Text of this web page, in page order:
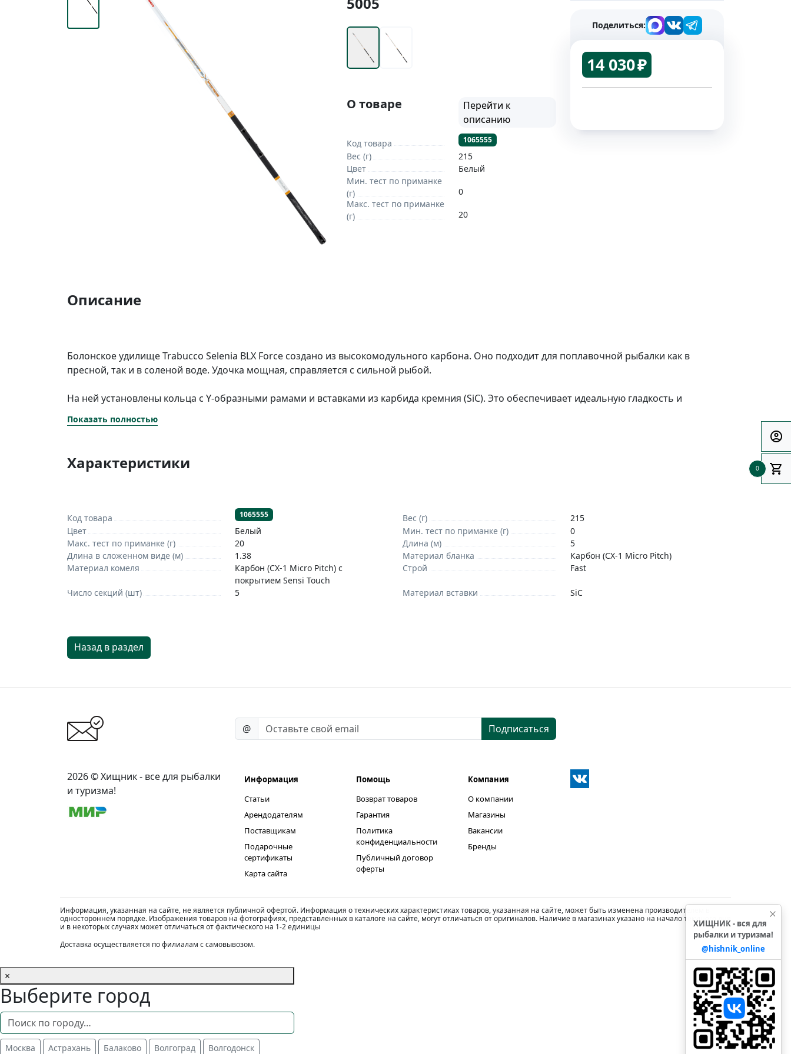
О товаре
Перейти к
описанию
Код товара 1065555
Вес (г)
215
Цвет
Белый
Мин. тест по приманке
(г)
0
Макс. тест по приманке
(г)
20
Поделиться:
14 030 ₽
Описание
Болонское удилище Trabucco Selenia BLX Force создано из высокомодульного карбона. Оно подходит для поплавочной рыбалки как в
пресной, так и в соленой воде. Удочка мощная, справляется с сильной рыбой.
На ней установлены кольца с Y-образными рамами и вставками из карбида кремния (SiC). Это обеспечивает идеальную гладкость и
Показать полностью
Характеристики
Код товара 1065555 Вес (г)
215
Цвет
Белый Мин. тест по приманке (г)
0
Макс. тест по приманке (г)
20 Длина (м)
5
Длина в сложенном виде (м)
1.38 Материал бланка
Карбон (CX-1 Micro Pitch)
Материал комеля
Карбон (CX-1 Micro Pitch) с
покрытием Sensi Touch
Строй Fast
Число секций (шт) 5 Материал вставки SiC
Назад в раздел
account_circle
shopping_cart
0
Оставьте свой email
@ Подписаться
2026 © Хищник - все для рыбалки
и туризма!
Информация
Статьи
Арендодателям
Поставщикам
Подарочные
сертификаты
Карта сайта
Помощь
Возврат товаров
Гарантия
Политика
конфиденциальности
Публичный договор
оферты
Компания
О компании
Магазины
Вакансии
Бренды
Информация, указанная на сайте, не является публичной офертой. Информация о технических характеристиках товаров, указанная на сайте, может быть изменена производителем в
одностороннем порядке. Изображения товаров на фотографиях, представленных в каталоге на сайте, могут отличаться от оригиналов. Наличие в магазинах указано на начало текущего дня
и в некоторых случаях может отличаться от фактического на 1-2 единицы
Доставка осуществляется по филиалам с самовывозом.
@hishnik_online
ХИЩНИК - вся для
рыбалки и туризма!
×
Выберите город
Москва Астрахань Балаково Волгоград Волгодонск